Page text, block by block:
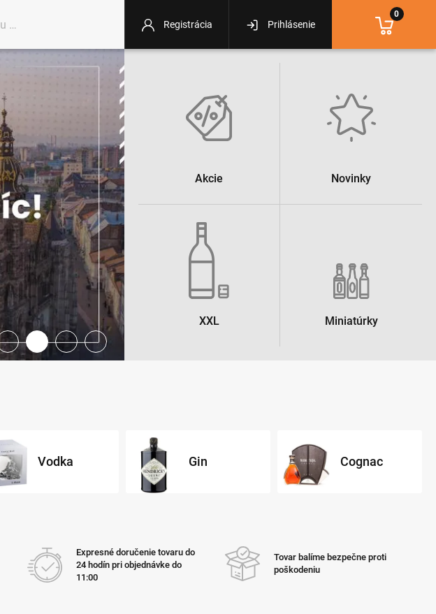
Akcie Novinky
XXL Miniatúrky
Vodka Gin Cognac
Expresné doručenie tovaru do
24 hodín pri objednávke do
11:00
Tovar balíme bezpečne proti
poškodeniu
Registrácia Prihlásenie
0